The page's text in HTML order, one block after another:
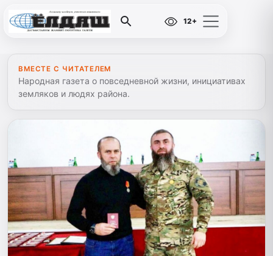
12+
ВМЕСТЕ С ЧИТАТЕЛЕМ
Народная газета о повседневной жизни, инициативах
земляков и людях района.